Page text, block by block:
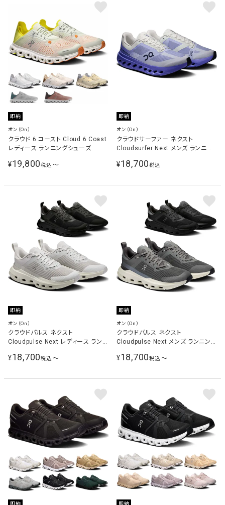
即納
オン（On）
クラウド 6 コースト Cloud 6 Coast
レディース ランニングシューズ
¥19,800税込 〜
即納
オン（On）
クラウドサーファー ネクスト
Cloudsurfer Next メンズ ランニン
3ME30024476 Sailor | Iceberg
¥18,700税込
即納
オン（On）
クラウドパルス ネクスト
Cloudpulse Next レディース ランニ
¥18,700税込 〜
即納
オン（On）
クラウドパルス ネクスト
Cloudpulse Next メンズ ランニング
¥18,700税込 〜